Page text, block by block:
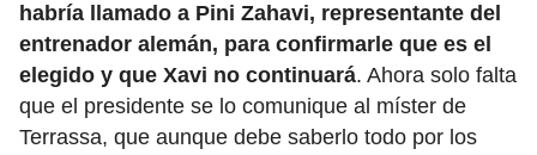
habría llamado a Pini Zahavi, representante del
entrenador alemán, para confirmarle que es el
elegido y que Xavi no continuará. Ahora solo falta
que el presidente se lo comunique al míster de
Terrassa, que aunque debe saberlo todo por los